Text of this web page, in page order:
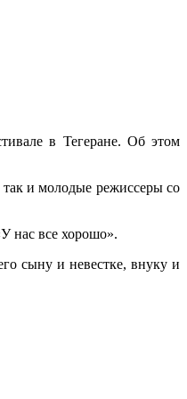
в Тегеране. Об этом
и молодые режиссеры со
нас все хорошо».
сыну и невестке, внуку и